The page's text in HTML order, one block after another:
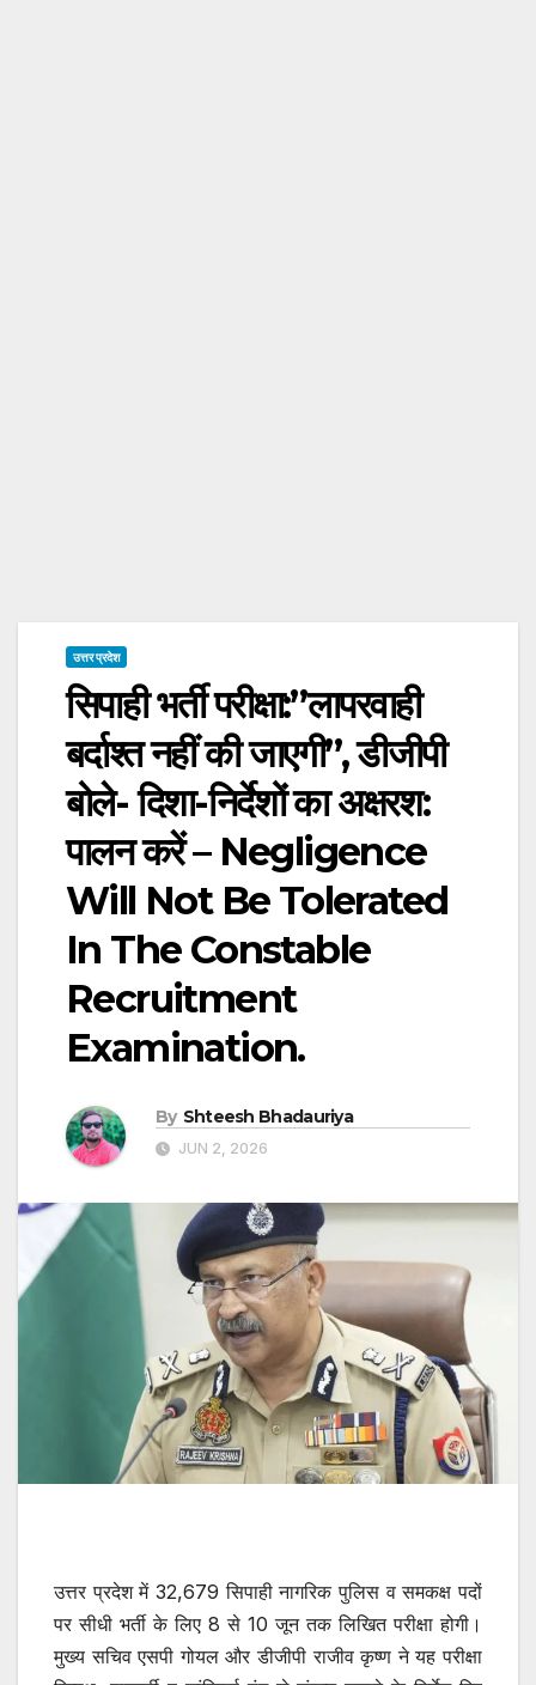
उत्तर प्रदेश
सिपाही भर्ती परीक्षा:”लापरवाही
बर्दाश्त नहीं की जाएगी”, डीजीपी
बोले- दिशा-निर्देशों का अक्षरश:
पालन करें – Negligence
Will Not Be Tolerated
In The Constable
Recruitment
Examination.
By Shteesh Bhadauriya
JUN 2, 2026
उत्तर प्रदेश में 32,679 सिपाही नागरिक पुलिस व समकक्ष पदों
पर सीधी भर्ती के लिए 8 से 10 जून तक लिखित परीक्षा होगी।
मुख्य सचिव एसपी गोयल और डीजीपी राजीव कृष्ण ने यह परीक्षा